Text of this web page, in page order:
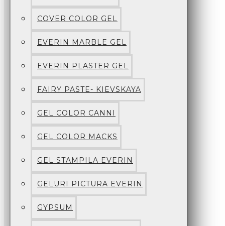
COVER COLOR GEL
EVERIN MARBLE GEL
EVERIN PLASTER GEL
FAIRY PASTE- KIEVSKAYA
GEL COLOR CANNI
GEL COLOR MACKS
GEL STAMPILA EVERIN
GELURI PICTURA EVERIN
GYPSUM